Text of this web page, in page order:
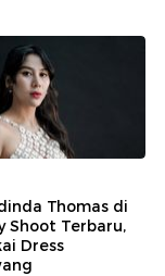
Thomas di
Shoot Terbaru,
Dress